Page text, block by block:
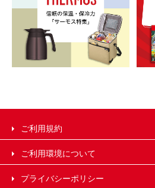
ご利用規約
ご利用環境について
プライバシーポリシー